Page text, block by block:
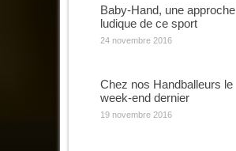
Baby-Hand, une approche
ludique de ce sport
24 novembre 2016
Chez nos Handballeurs le
week-end dernier
19 novembre 2016